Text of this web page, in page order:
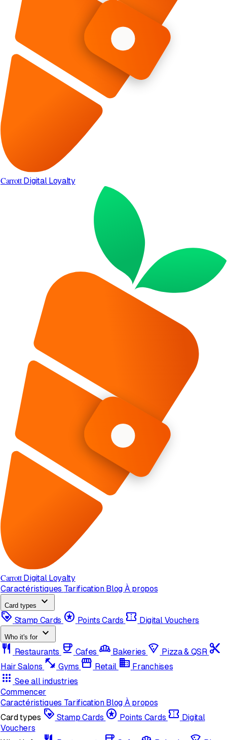
Carrott Digital Loyalty
Carrott Digital Loyalty
Caractéristiques Tarification Blog À propos
Card types
expand_more
loyalty Stamp Cards stars Points Cards confirmation_number Digital Vouchers
Who it's for expand_more
restaurant Restaurants coffee Cafes bakery_dining Bakeries local_pizza Pizza & QSR content_cut
Hair Salons fitness_center Gyms storefront Retail domain Franchises
apps See all industries
Commencer
Caractéristiques Tarification Blog À propos
Card types loyalty Stamp Cards stars Points Cards confirmation_number Digital
Vouchers